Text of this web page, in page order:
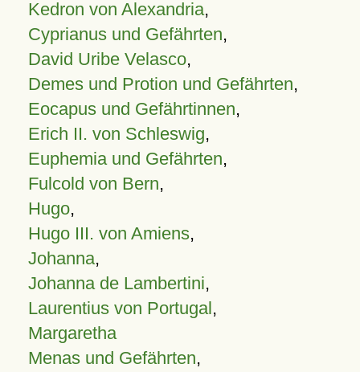
Kedron von Alexandria,
Cyprianus und Gefährten,
David Uribe Velasco,
Demes und Protion und Gefährten,
Eocapus und Gefährtinnen,
Erich II. von Schleswig,
Euphemia und Gefährten,
Fulcold von Bern,
Hugo,
Hugo III. von Amiens,
Johanna,
Johanna de Lambertini,
Laurentius von Portugal,
Margaretha
Menas und Gefährten,